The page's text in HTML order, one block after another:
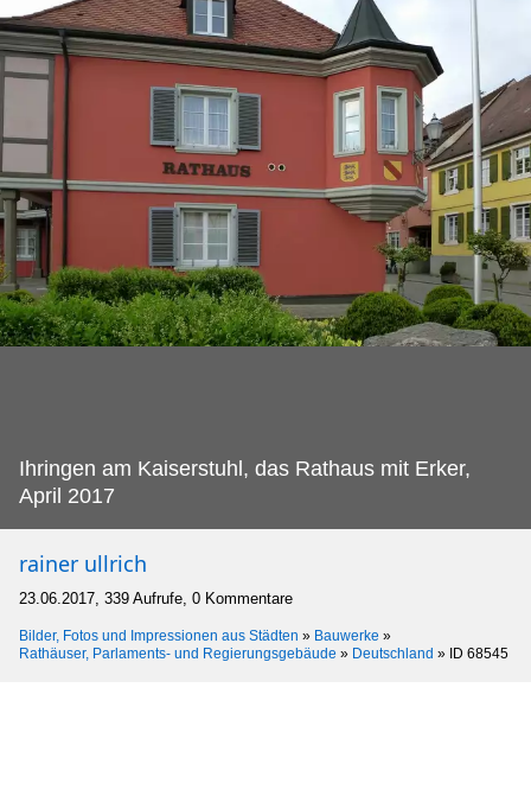
Ihringen am Kaiserstuhl, das Rathaus mit Erker,
April 2017
rainer ullrich
23.06.2017, 339 Aufrufe, 0 Kommentare
Bilder, Fotos und Impressionen aus Städten » Bauwerke »
Rathäuser, Parlaments- und Regierungsgebäude » Deutschland » ID 68545